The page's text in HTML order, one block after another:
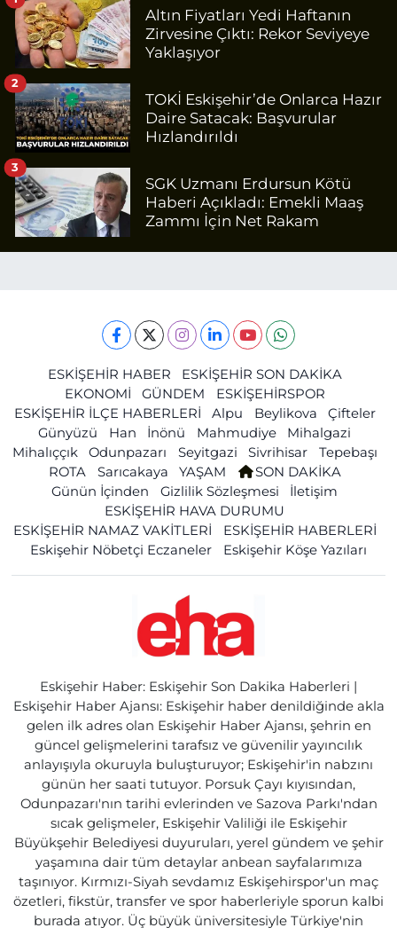
Altın Fiyatları Yedi Haftanın
Zirvesine Çıktı: Rekor Seviyeye
Yaklaşıyor
TOKİ Eskişehir’de Onlarca Hazır
Daire Satacak: Başvurular
Hızlandırıldı
2
SGK Uzmanı Erdursun Kötü
Haberi Açıkladı: Emekli Maaş
Zammı İçin Net Rakam
3
ESKİŞEHİR HABER
ESKİŞEHİR SON DAKİKA
EKONOMİ
GÜNDEM
ESKİŞEHİRSPOR
ESKİŞEHİR İLÇE HABERLERİ
Alpu Beylikova
Çifteler
Günyüzü
Han İnönü Mahmudiye
Mihalgazi
Mihalıççık
Odunpazarı Seyitgazi Sivrihisar
Tepebaşı
ROTA
Sarıcakaya YAŞAM
SON DAKİKA
Günün İçinden
Gizlilik Sözleşmesi
İletişim
ESKİŞEHİR HAVA DURUMU
ESKİŞEHİR NAMAZ VAKİTLERİ
ESKİŞEHİR HABERLERİ
Eskişehir Nöbetçi Eczaneler
Eskişehir Köşe Yazıları
Eskişehir Haber: Eskişehir Son Dakika Haberleri |
Eskişehir Haber Ajansı: Eskişehir haber denildiğinde akla
gelen ilk adres olan Eskişehir Haber Ajansı, şehrin en
güncel gelişmelerini tarafsız ve güvenilir yayıncılık
anlayışıyla okuruyla buluşturuyor; Eskişehir'in nabzını
günün her saati tutuyor. Porsuk Çayı kıyısından,
Odunpazarı'nın tarihi evlerinden ve Sazova Parkı'ndan
sıcak gelişmeler, Eskişehir Valiliği ile Eskişehir
Büyükşehir Belediyesi duyuruları, yerel gündem ve şehir
yaşamına dair tüm detaylar anbean sayfalarımıza
taşınıyor. Kırmızı-Siyah sevdamız Eskişehirspor'un maç
özetleri, fikstür, transfer ve spor haberleriyle sporun kalbi
burada atıyor. Üç büyük üniversitesiyle Türkiye'nin